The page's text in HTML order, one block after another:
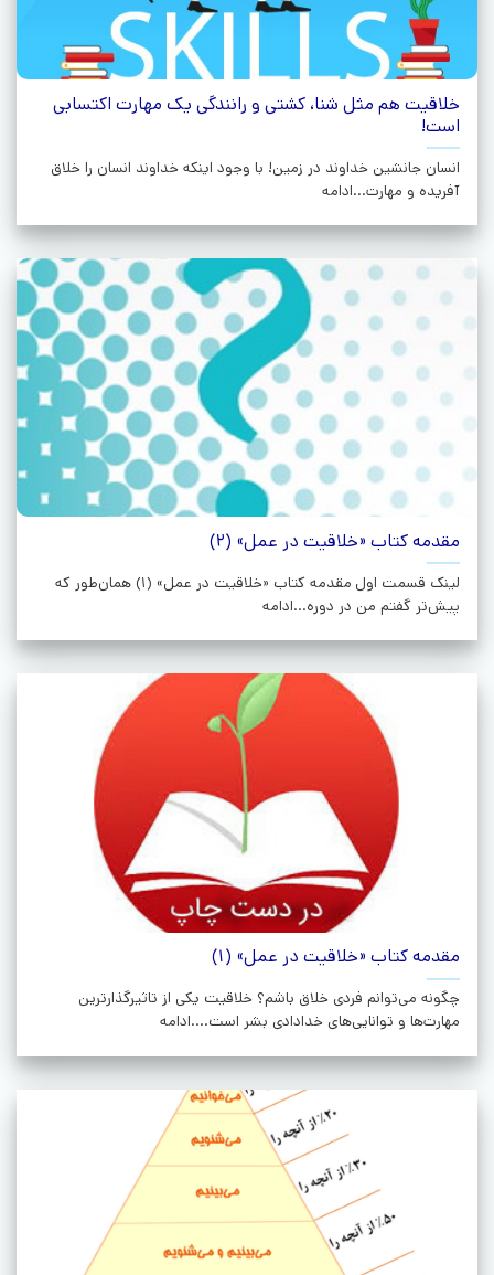
خلاقیت هم مثل شنا، کشتی و رانندگی یک مهارت اکتسابی
است!
انسان جانشین خداوند در زمین! با وجود اینکه خداوند انسان را خلاق
آفریده و مهارت...ادامه
مقدمه کتاب «خلاقیت در عمل» (2)
لینک قسمت اول مقدمه کتاب «خلاقیت در عمل» (1) همان‌طور که
پیش‌تر گفتم من در دوره...ادامه
مقدمه کتاب «خلاقیت در عمل» (1)
چگونه می‌توانم فردی خلاق باشم؟ خلاقیت یکی از تاثیرگذارترین
مهارت‌ها و توانایی‌های خدادادی بشر است....ادامه